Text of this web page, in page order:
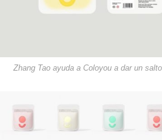
Zhang­ Tao ayuda a ​Coloyou a dar un